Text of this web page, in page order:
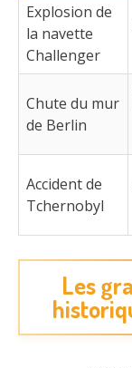
Explosion de
la navette
Challenger
Chute du mur
de Berlin
Accident de
Tchernobyl
Les